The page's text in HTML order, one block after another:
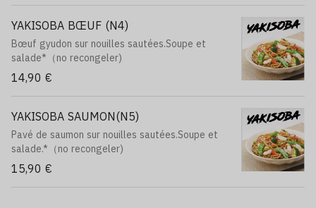
YAKISOBA BŒUF (N4)
Bœuf gyudon sur nouilles sautées.Soupe et
salade*（no recongeler)
14,90 €
YAKISOBA SAUMON(N5)
Pavé de saumon sur nouilles sautées.Soupe et
salade.*（no recongeler)
15,90 €